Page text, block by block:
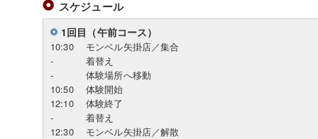
スケジュール
1回目（午前コース）
10:30
モンベル矢掛店／集合
-
着替え
-
体験場所へ移動
10:50
体験開始
12:10
体験終了
-
着替え
12:30
モンベル矢掛店／解散